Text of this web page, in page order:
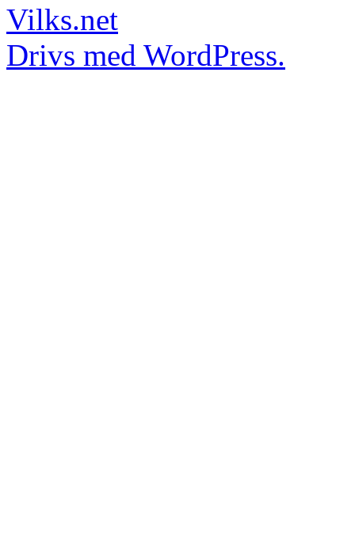
Vilks.net
Drivs med WordPress.